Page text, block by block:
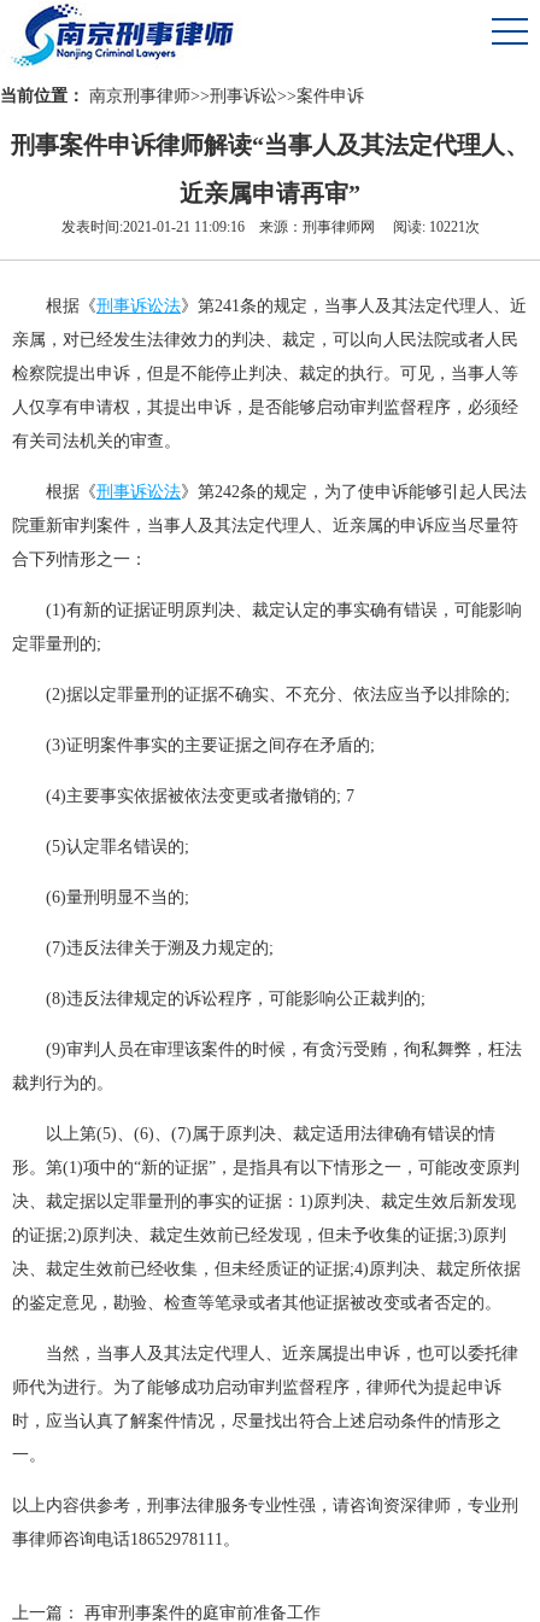
当前位置： 南京刑事律师>>刑事诉讼>>案件申诉
刑事案件申诉律师解读“当事人及其法定代理人、
近亲属申请再审”
发表时间:2021-01-21 11:09:16 来源：刑事律师网 阅读: 10221次
根据《刑事诉讼法》第241条的规定，当事人及其法定代理人、近
亲属，对已经发生法律效力的判决、裁定，可以向人民法院或者人民
检察院提出申诉，但是不能停止判决、裁定的执行。可见，当事人等
人仅享有申请权，其提出申诉，是否能够启动审判监督程序，必须经
有关司法机关的审查。
根据《刑事诉讼法》第242条的规定，为了使申诉能够引起人民法
院重新审判案件，当事人及其法定代理人、近亲属的申诉应当尽量符
合下列情形之一：
(1)有新的证据证明原判决、裁定认定的事实确有错误，可能影响
定罪量刑的;
(2)据以定罪量刑的证据不确实、不充分、依法应当予以排除的;
(3)证明案件事实的主要证据之间存在矛盾的;
(4)主要事实依据被依法变更或者撤销的; 7
(5)认定罪名错误的;
(6)量刑明显不当的;
(7)违反法律关于溯及力规定的;
(8)违反法律规定的诉讼程序，可能影响公正裁判的;
(9)审判人员在审理该案件的时候，有贪污受贿，徇私舞弊，枉法
裁判行为的。
以上第(5)、(6)、(7)属于原判决、裁定适用法律确有错误的情
形。第(1)项中的“新的证据”，是指具有以下情形之一，可能改变原判
决、裁定据以定罪量刑的事实的证据：1)原判决、裁定生效后新发现
的证据;2)原判决、裁定生效前已经发现，但未予收集的证据;3)原判
决、裁定生效前已经收集，但未经质证的证据;4)原判决、裁定所依据
的鉴定意见，勘验、检查等笔录或者其他证据被改变或者否定的。
当然，当事人及其法定代理人、近亲属提出申诉，也可以委托律
师代为进行。为了能够成功启动审判监督程序，律师代为提起申诉
时，应当认真了解案件情况，尽量找出符合上述启动条件的情形之
一。
以上内容供参考，刑事法律服务专业性强，请咨询资深律师，专业刑
事律师咨询电话18652978111。
上一篇： 再审刑事案件的庭审前准备工作